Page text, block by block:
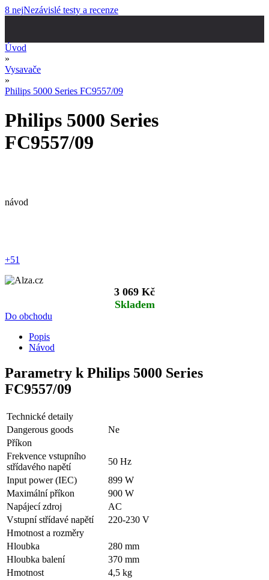
8 nejNezávislé testy a recenze
Úvod
»
Vysavače
»
Philips 5000 Series FC9557/09
Philips 5000 Series
FC9557/09
návod
+51
3 069 Kč
Skladem
Do obchodu
Popis
Návod
Parametry k Philips 5000 Series
FC9557/09
Technické detaily
Dangerous goods
Ne
Příkon
Frekvence vstupního
střídavého napětí
50 Hz
Input power (IEC)
899 W
Maximální příkon
900 W
Napájecí zdroj
AC
Vstupní střídavé napětí
220-230 V
Hmotnost a rozměry
Hloubka
280 mm
Hloubka balení
370 mm
Hmotnost
4,5 kg